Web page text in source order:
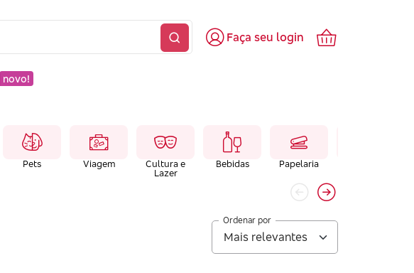
Faça seu login
novo!
Pets Viagem
Cultura e
Lazer
Bebidas Papelaria
Ordenar por